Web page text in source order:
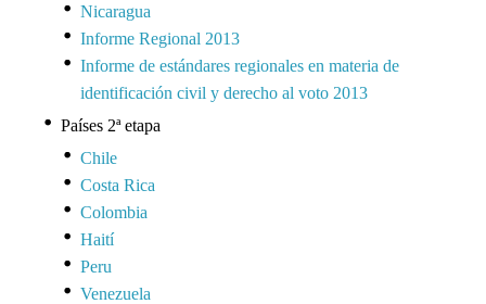
Nicaragua
Informe Regional 2013
Informe de estándares regionales en materia de
identificación civil y derecho al voto 2013
Países 2ª etapa
Chile
Costa Rica
Colombia
Haití
Peru
Venezuela